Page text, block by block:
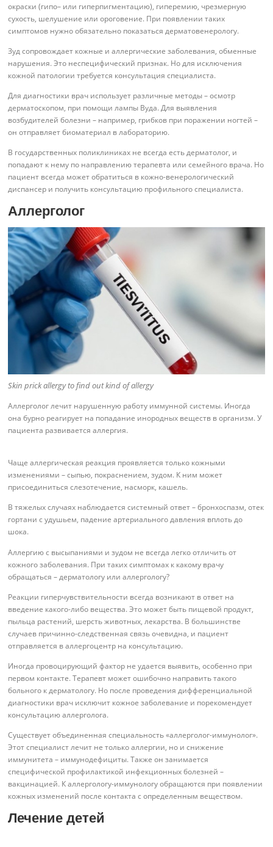
окраски (гипо– или гиперпигментацию), гиперемию, чрезмерную
сухость, шелушение или ороговение. При появлении таких
симптомов нужно обязательно показаться дерматовенерологу.
Зуд сопровождает кожные и аллергические заболевания, обменные
нарушения. Это неспецифический признак. Но для исключения
кожной патологии требуется консультация специалиста.
Для диагностики врач использует различные методы – осмотр
дерматоскопом, при помощи лампы Вуда. Для выявления
возбудителей болезни – например, грибков при поражении ногтей –
он отправляет биоматериал в лабораторию.
В государственных поликлиниках не всегда есть дерматолог, и
попадают к нему по направлению терапевта или семейного врача. Но
пациент всегда может обратиться в кожно-венерологический
диспансер и получить консультацию профильного специалиста.
Аллерголог
Skin prick allergy to find out kind of allergy
Аллерголог лечит нарушенную работу иммунной системы. Иногда
она бурно реагирует на попадание инородных веществ в организм. У
пациента развивается аллергия.
Чаще аллергическая реакция проявляется только кожными
изменениями – сыпью, покраснением, зудом. К ним может
присоединиться слезотечение, насморк, кашель.
В тяжелых случаях наблюдается системный ответ – бронхоспазм, отек
гортани с удушьем, падение артериального давления вплоть до
шока.
Аллергию с высыпаниями и зудом не всегда легко отличить от
кожного заболевания. При таких симптомах к какому врачу
обращаться – дерматологу или аллергологу?
Реакции гиперчувствительности всегда возникают в ответ на
введение какого-либо вещества. Это может быть пищевой продукт,
пыльца растений, шерсть животных, лекарства. В большинстве
случаев причинно-следственная связь очевидна, и пациент
отправляется в аллергоцентр на консультацию.
Иногда провоцирующий фактор не удается выявить, особенно при
первом контакте. Терапевт может ошибочно направить такого
больного к дерматологу. Но после проведения дифференциальной
диагностики врач исключит кожное заболевание и порекомендует
консультацию аллерголога.
Существует объединенная специальность «аллерголог-иммунолог».
Этот специалист лечит не только аллергии, но и снижение
иммунитета – иммунодефициты. Также он занимается
специфической профилактикой инфекционных болезней –
вакцинацией. К аллергологу-иммунологу обращаются при появлении
кожных изменений после контакта с определенным веществом.
Лечение детей